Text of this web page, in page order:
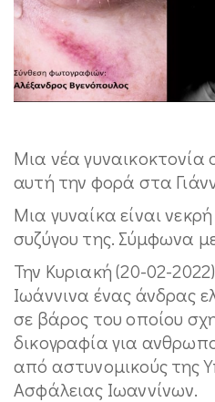
Μια νέα γυναικοκτονία
αυτή την φορά στα
Μια γυναίκα είναι
συζύγου της. Σύμφωνα
Την Κυριακή (20-02-
Ιωάννινα ένας άνδρας
σε βάρος του οποίου
δικογραφία για
από αστυνομικούς της
Ασφάλειας Ιωαννίνων.